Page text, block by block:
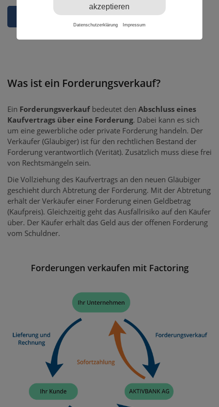
akzeptieren
Datenschutzerklärung Impressum
Forderungsverkauf berechnen
Was ist ein Forderungsverkauf?
Ein Forderungsverkaufbedeutet den Abschluss eines
Kaufvertrags über eine Forderung. Dabei kann es sich
um eine gewerbliche oder private Forderung handeln. Der
Verkäufer (Gläubiger) ist für den rechtlichen Bestand der
Forderung verantwortlich (Verität). Zusätzlich muss diese frei
von Rechtsmängeln sein.
Die Vollziehung des Kaufvertrags an den neuen Gläubiger
geschieht durch Abtretung der Forderung. Mit der Abtretung
erhält der Verkäufer einer Forderung einen Geldbetrag
(Kaufpreis). Gleichzeitig geht das Ausfallrisiko auf den Käufer
über. Der Käufer erhält das Geld aus der offenen Forderung
vom Schuldner.
Forderungen verkaufen mit Factoring